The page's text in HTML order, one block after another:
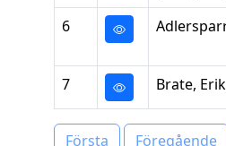
6
7 Brate, Erik
Första Föregående